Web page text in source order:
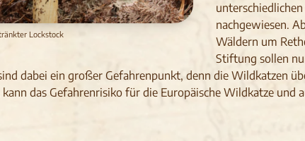
Lockstock
nachgewiesen.
Wäldern um
Stiftung sollen
dabei ein großer Gefahrenpunkt, denn die Wildkatzen
das Gefahrenrisiko für die Europäische Wildkatze und